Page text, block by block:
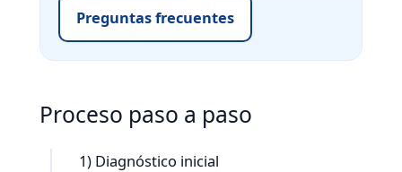
Preguntas frecuentes
Proceso paso a paso
1) Diagnóstico inicial